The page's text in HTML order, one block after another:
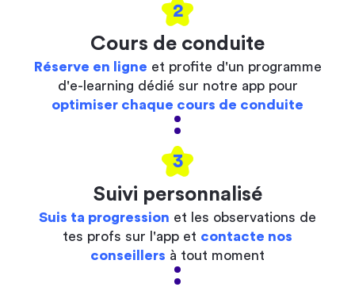
2
Cours de conduite
Réserve en ligne et profite d'un programme
d'e-learning dédié sur notre app pour
optimiser chaque cours de conduite
3
Suivi personnalisé
Suis ta progression et les observations de
tes profs sur l'app et contacte nos
conseillers à tout moment